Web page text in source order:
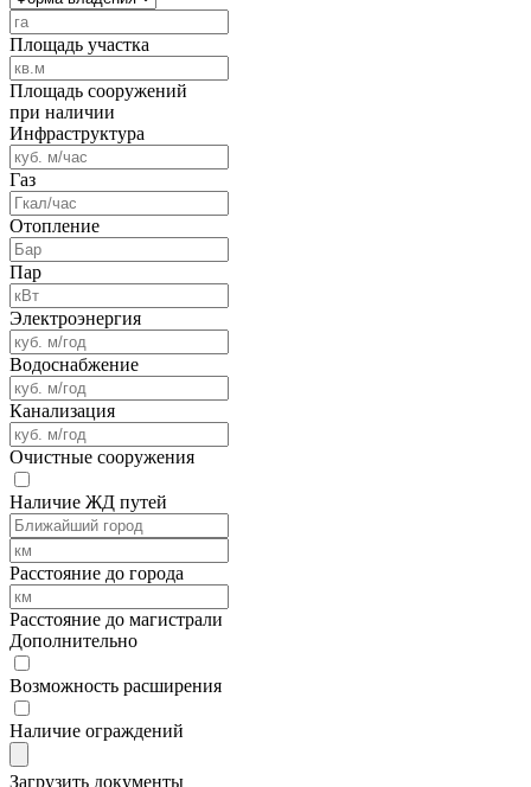
Площадь участка
Площадь сооружений
при наличии
Инфраструктура
Газ
Отопление
Пар
Электроэнергия
Водоснабжение
Канализация
Очистные сооружения
Наличие ЖД путей
Расстояние до города
Расстояние до магистрали
Дополнительно
Возможность расширения
Наличие ограждений
Загрузить документы